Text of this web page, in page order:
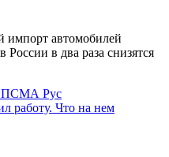
импорт автомобилей
России в два раза снизятся
работу. Что на нем